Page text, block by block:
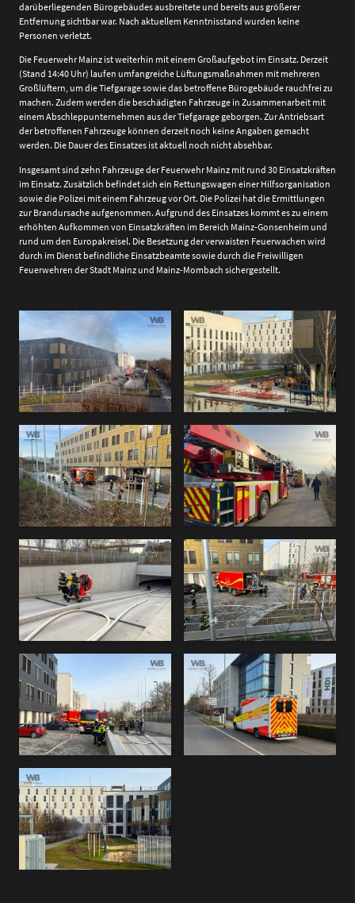
darüberliegenden Bürogebäudes ausbreitete und bereits aus größerer
Entfernung sichtbar war. Nach aktuellem Kenntnisstand wurden keine
Personen verletzt.
Die Feuerwehr Mainz ist weiterhin mit einem Großaufgebot im Einsatz. Derzeit
(Stand 14:40 Uhr) laufen umfangreiche Lüftungsmaßnahmen mit mehreren
Großlüftern, um die Tiefgarage sowie das betroffene Bürogebäude rauchfrei zu
machen. Zudem werden die beschädigten Fahrzeuge in Zusammenarbeit mit
einem Abschleppunternehmen aus der Tiefgarage geborgen. Zur Antriebsart
der betroffenen Fahrzeuge können derzeit noch keine Angaben gemacht
werden. Die Dauer des Einsatzes ist aktuell noch nicht absehbar.
Insgesamt sind zehn Fahrzeuge der Feuerwehr Mainz mit rund 30 Einsatzkräften
im Einsatz. Zusätzlich befindet sich ein Rettungswagen einer Hilfsorganisation
sowie die Polizei mit einem Fahrzeug vor Ort. Die Polizei hat die Ermittlungen
zur Brandursache aufgenommen. Aufgrund des Einsatzes kommt es zu einem
erhöhten Aufkommen von Einsatzkräften im Bereich Mainz-Gonsenheim und
rund um den Europakreisel. Die Besetzung der verwaisten Feuerwachen wird
durch im Dienst befindliche Einsatzbeamte sowie durch die Freiwilligen
Feuerwehren der Stadt Mainz und Mainz-Mombach sichergestellt.